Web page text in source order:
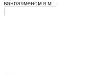
ванпачменом в м...